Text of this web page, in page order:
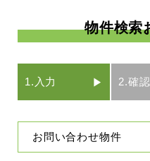
物件検索
1.入力 2.確認
お問い合わせ物件